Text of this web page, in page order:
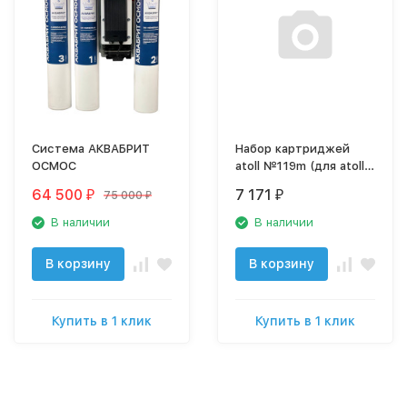
Система АКВАБРИТ
ОСМОС
64 500 ₽ 75 000 ₽
В наличии
В корзину
Купить в 1 клик
Набор картриджей
atoll №119m (для atoll
7 171 ₽
В наличии
В корзину
Купить в 1 клик